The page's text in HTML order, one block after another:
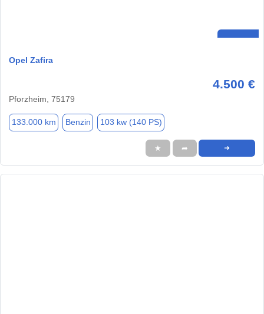
Opel Zafira
4.500 €
Pforzheim, 75179
133.000 km Benzin 103 kw (140 PS)
★ ➦ ➜